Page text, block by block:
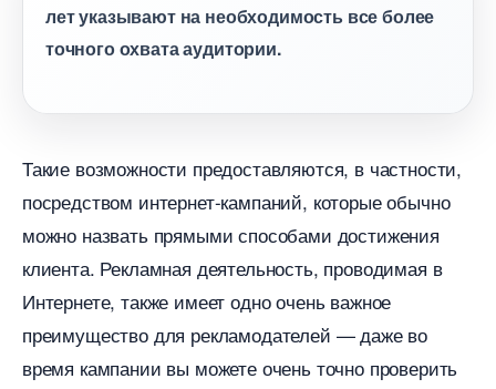
лет указывают на необходимость все более
точного охвата аудитории.
Такие возможности предоставляются, в частности,
посредством интернет-кампаний, которые обычно
можно назвать прямыми способами достижения
клиента. Рекламная деятельность, проводимая
Интернете, также имеет одно очень важное
преимущество для рекламодателей — даже во
ремя кампании вы можете очень точно проверить